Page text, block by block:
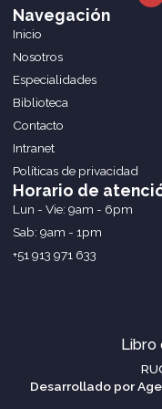
c
Navegación
Inicio
Nosotros
Especialidades
Biblioteca
Contacto
Intranet
Políticas de privacidad
Horario de
Lun - Vie: 9am - 6pm
Sab: 9am - 1pm
+51 913 971 633
Libro
Desarrollado por